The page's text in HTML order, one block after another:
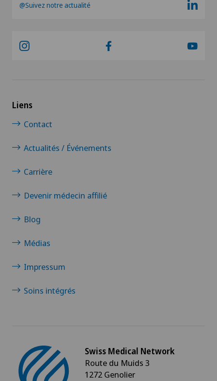
@Suivez notre actualité
Liens
Contact
Actualités / Événements
Carrière
Devenir médecin affilié
Blog
Médias
Impressum
Soins intégrés
Swiss Medical Network
Route du Muids 3
1272 Genolier